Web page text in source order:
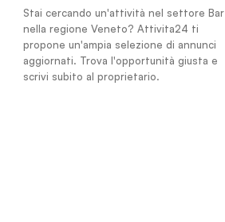
Stai cercando un'attività nel settore Bar
nella regione Veneto? Attivita24 ti
propone un'ampia selezione di annunci
aggiornati. Trova l'opportunità giusta e
scrivi subito al proprietario.